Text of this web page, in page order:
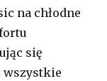
na chłodne
się
wszystkie